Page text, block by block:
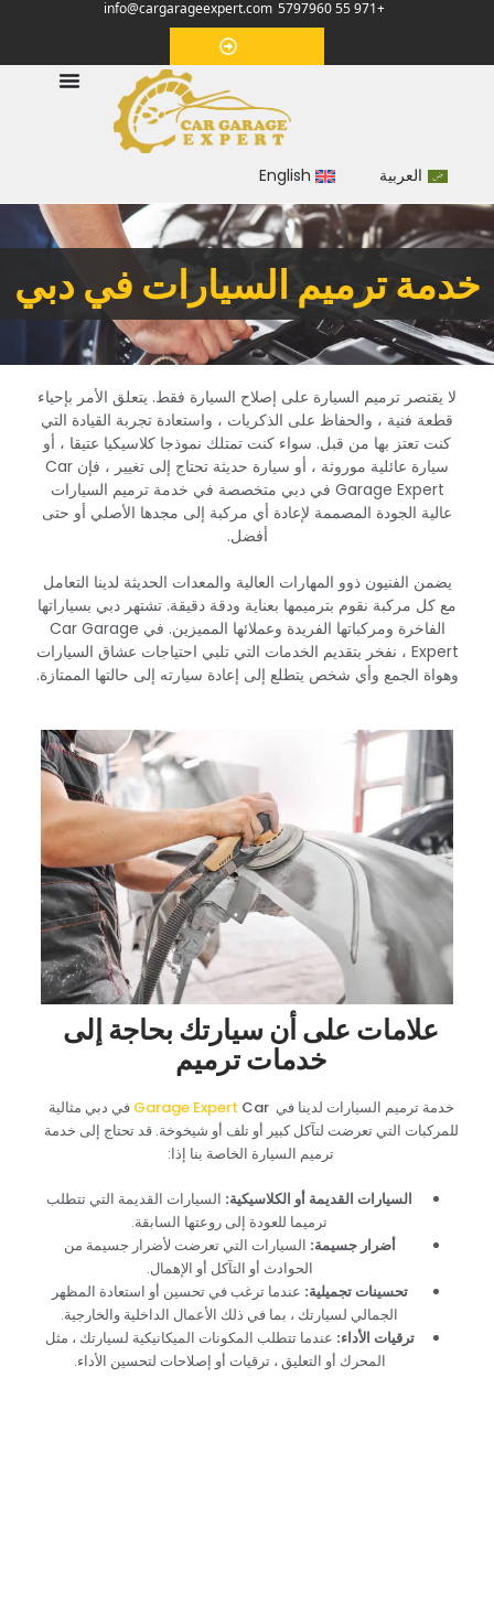
+971 55 5797960
info@cargarageexpert.com
‏موعد‏
العربية English
‏خدمة ترميم السيارات في دبي‏
‏لا يقتصر ترميم السيارة على إصلاح السيارة فقط. يتعلق الأمر بإحياء
قطعة فنية ، والحفاظ على الذكريات ، واستعادة تجربة القيادة التي
كنت تعتز بها من قبل. سواء كنت تمتلك نموذجا كلاسيكيا عتيقا ، أو
سيارة عائلية موروثة ، أو سيارة حديثة تحتاج إلى تغيير ، فإن Car
Garage Expert في دبي متخصصة في خدمة ترميم السيارات
عالية الجودة المصممة لإعادة أي مركبة إلى مجدها الأصلي أو حتى
أفضل.‏
‏يضمن الفنيون ذوو المهارات العالية والمعدات الحديثة لدينا التعامل
مع كل مركبة نقوم بترميمها بعناية ودقة دقيقة. تشتهر دبي بسياراتها
الفاخرة ومركباتها الفريدة وعملائها المميزين. في Car Garage
Expert ، نفخر بتقديم الخدمات التي تلبي احتياجات عشاق السيارات
وهواة الجمع وأي شخص يتطلع إلى إعادة سيارته إلى حالتها الممتازة.‏
‏علامات على أن سيارتك بحاجة إلى
خدمات ترميم‏
‏خدمة ترميم السيارات لدينا في‏ ‏ Car ‏
‏في دبي مثالية
للمركبات التي تعرضت لتآكل كبير أو تلف أو شيخوخة. قد تحتاج إلى خدمة
ترميم السيارة الخاصة بنا إذا:‏
‏السيارات القديمة أو الكلاسيكية:‏ ‏ السيارات القديمة التي تتطلب
ترميما للعودة إلى روعتها السابقة.‏
‏أضرار جسيمة:‏ ‏ السيارات التي تعرضت لأضرار جسيمة من
الحوادث أو التآكل أو الإهمال.‏
‏تحسينات تجميلية:‏ ‏ عندما ترغب في تحسين أو استعادة المظهر
الجمالي لسيارتك ، بما في ذلك الأعمال الداخلية والخارجية.‏
‏ترقيات الأداء‏‏:‏ ‏ عندما تتطلب المكونات الميكانيكية لسيارتك ، مثل
المحرك أو التعليق ، ترقيات أو إصلاحات لتحسين الأداء.‏